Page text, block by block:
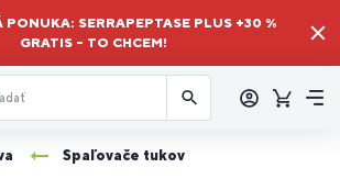
SERRAPEPTASE PLUS +30 %
GRATIS – TO CHCEM!
sa
Košík
Spaľovače tukov